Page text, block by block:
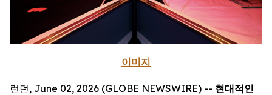
이미지
런던, June 02, 2026 (GLOBE NEWSWIRE) -- 현대적인